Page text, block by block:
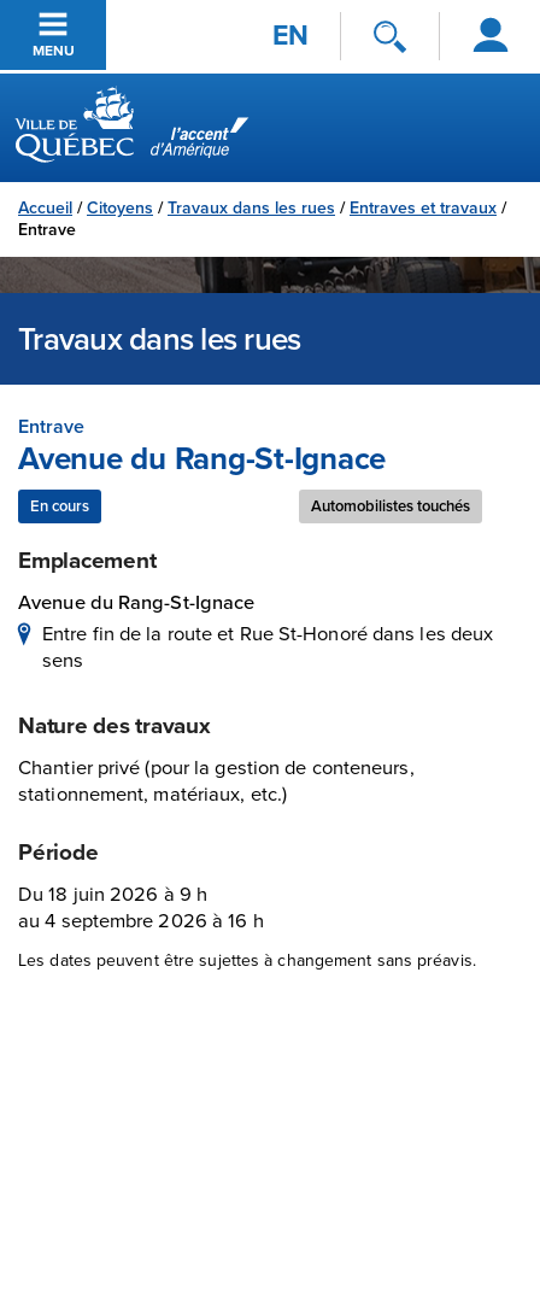
Passer au contenu principal
MENU EN
Se
connecter
Ville de Québec
Accueil /Citoyens /Travaux dans les rues / Entraves et travaux /
Entrave
Travaux dans les rues
Entrave
Avenue du Rang-St-Ignace
En cours Automobilistes touchés
Emplacement
Avenue du Rang-St-Ignace
Entre fin de la route et Rue St-Honoré dans les deux
sens
Nature des travaux
Chantier privé (pour la gestion de conteneurs,
stationnement, matériaux, etc.)
Période
Du 18 juin 2026 à 9 h
au 4 septembre 2026 à 16 h
Les dates peuvent être sujettes à changement sans préavis.